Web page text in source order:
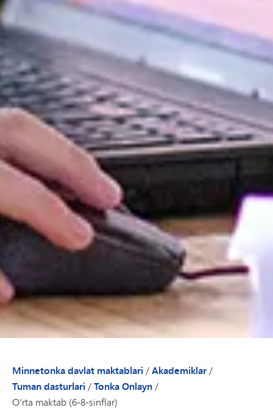
Minnetonka davlat maktablari /Akademiklar/
Tuman dasturlari /Tonka Onlayn/
O'rta maktab (6-8-sinflar)